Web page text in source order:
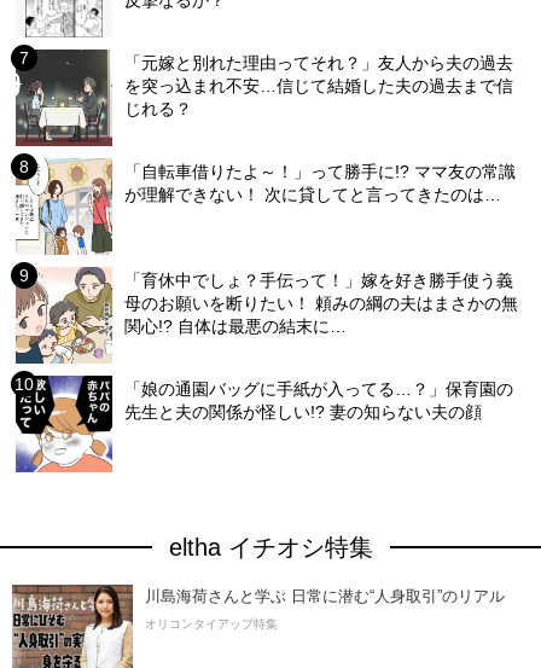
「元嫁と別れた理由ってそれ？」友人から夫の過去
を突っ込まれ不安…信じて結婚した夫の過去まで信
じれる？
「自転車借りたよ～！」って勝手に!? ママ友の常識
が理解できない！ 次に貸してと言ってきたのは…
「育休中でしょ？手伝って！」嫁を好き勝手使う義
母のお願いを断りたい！ 頼みの綱の夫はまさかの無
関心!? 自体は最悪の結末に…
「娘の通園バッグに手紙が入ってる…？」保育園の
先生と夫の関係が怪しい!? 妻の知らない夫の顔
eltha イチオシ特集
川島海荷さんと学ぶ 日常に潜む“人身取引”のリアル
オリコンタイアップ特集